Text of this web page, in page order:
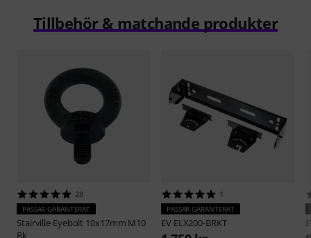
Tillbehör & matchande produkter
28
PASSAR GARANTERAT
Stairville Eyebolt 10x17mm M10
Bk
1
PASSAR GARANTERAT
EV ELX200-BRKT